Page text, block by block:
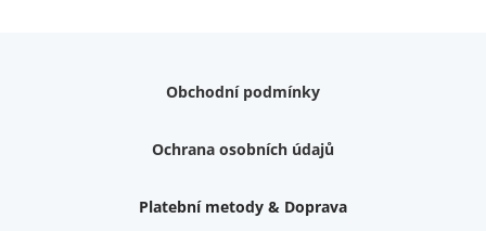
Obchodní podmínky
Ochrana osobních údajů
Platební metody & Doprava